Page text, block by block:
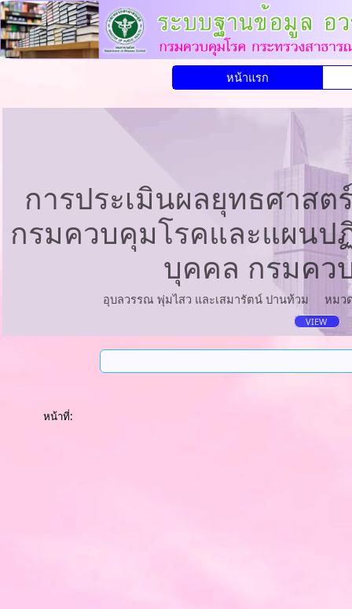
หน้าแรก
การประเมินผลยุทธศาส
กรมควบคุมโรคและแผนป
บุคคล กรมคว
อุบลวรรณ พุ่มไสว และเสมารัตน์ ปานท้วม หมว
VIEW
หน้าที่: